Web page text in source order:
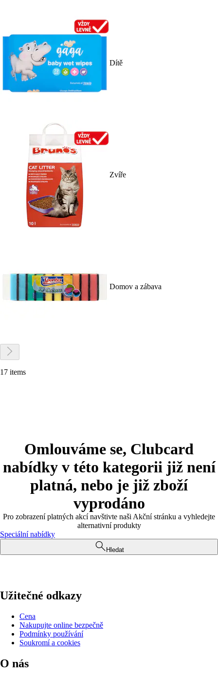
Dítě
Zvíře
Domov a zábava
17 items
Omlouváme se, Clubcard
nabídky v této kategorii již není
platná, nebo je již zboží
vyprodáno
Pro zobrazení platných akcí navštivte naši Akční stránku a vyhledejte
alternativní produkty
Speciální nabídky
Hledat
Užitečné odkazy
Cena
Nakupujte online bezpečně
Podmínky používání
Soukromí a cookies
O nás